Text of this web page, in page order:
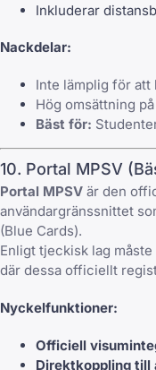
Inkluderar
Nackdelar:
Inte lämplig för att
Hög omsättning
Bäst för:
10. Portal MPSV
Portal MPSV är den
användargränssnittet
(Blue Cards).
Enligt tjeckisk lag
där dessa officiellt
Nyckelfunktioner:
Officiell
Direktkoppling till